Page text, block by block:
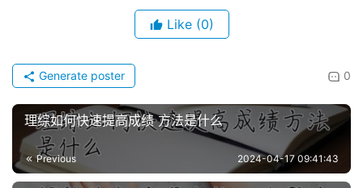
Like (0)
0
Generate poster
理综如何快速提高成绩 方法是什么
Previous 2024-04-17 09:41:43